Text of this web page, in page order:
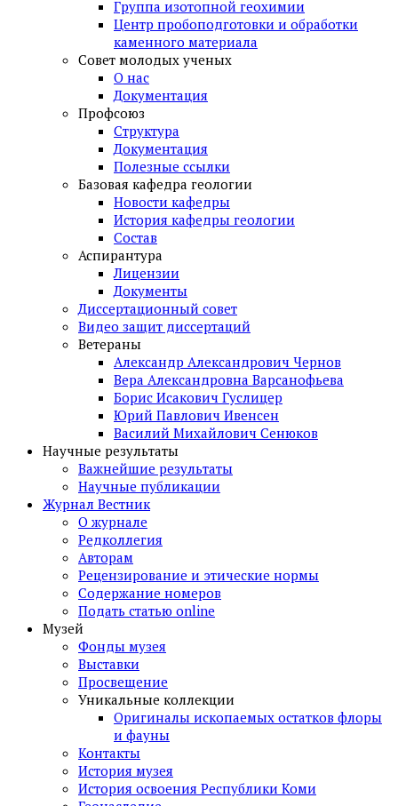
Группа изотопной геохимии
Центр пробоподготовки и обработки
каменного материала
Совет молодых ученых
О нас
Документация
Профсоюз
Структура
Документация
Полезные ссылки
Базовая кафедра геологии
Новости кафедры
История кафедры геологии
Состав
Аспирантура
Лицензии
Документы
Диссертационный совет
Видео защит диссертаций
Ветераны
Александр Александрович Чернов
Вера Александровна Варсанофьева
Борис Исакович Гуслицер
Юрий Павлович Ивенсен
Василий Михайлович Сенюков
Научные результаты
Важнейшие результаты
Научные публикации
Журнал Вестник
О журнале
Редколлегия
Авторам
Рецензирование и этические нормы
Содержание номеров
Подать статью online
Музей
Фонды музея
Выставки
Просвещение
Уникальные коллекции
Оригиналы ископаемых остатков флоры
и фауны
Контакты
История музея
История освоения Республики Коми